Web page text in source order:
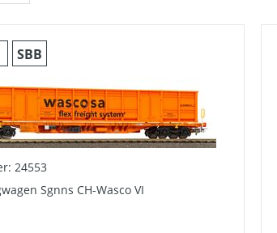
SBB
24553
Sgnns CH-Wasco VI